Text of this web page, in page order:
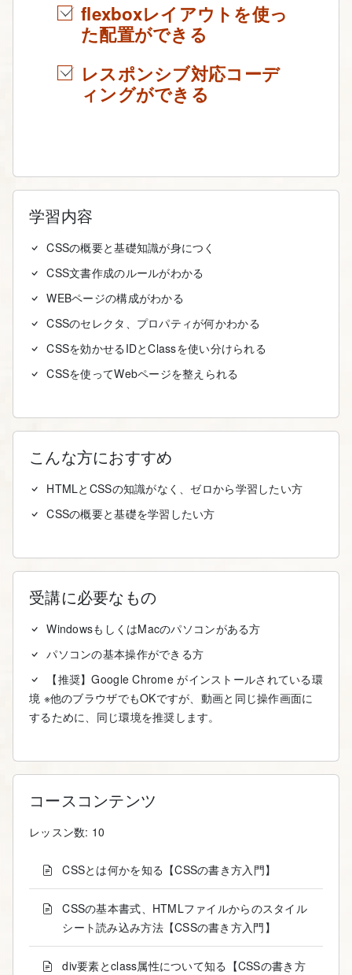
flexboxレイアウトを使っ
た配置ができる
レスポンシブ対応コーデ
ィングができる
学習内容
CSSの概要と基礎知識が身につく
CSS文書作成のルールがわかる
WEBページの構成がわかる
CSSのセレクタ、プロパティが何かわかる
CSSを効かせるIDとClassを使い分けられる
CSSを使ってWebページを整えられる
こんな方におすすめ
HTMLとCSSの知識がなく、ゼロから学習したい方
CSSの概要と基礎を学習したい方
受講に必要なもの
WindowsもしくはMacのパソコンがある方
パソコンの基本操作ができる方
【推奨】Google Chrome がインストールされている環
境 ※他のブラウザでもOKですが、動画と同じ操作画面に
するために、同じ環境を推奨します。
コースコンテンツ
レッスン数: 10
CSSとは何かを知る【CSSの書き方入門】
CSSの基本書式、HTMLファイルからのスタイル
シート読み込み方法【CSSの書き方入門】
div要素とclass属性について知る【CSSの書き方